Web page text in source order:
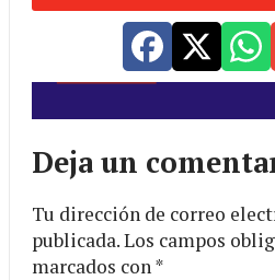
Deja un
Tu dirección de correo
publicada.Los campos
marcados con*